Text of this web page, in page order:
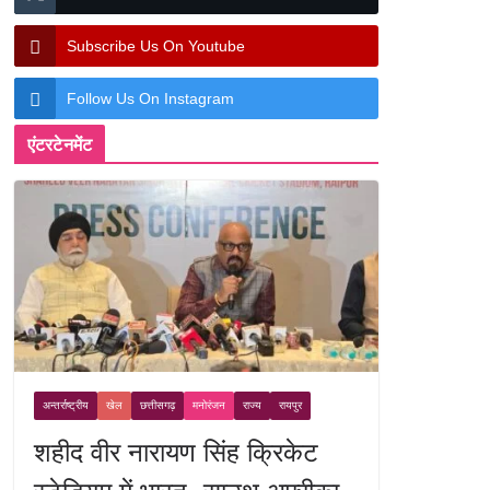
Subscribe Us On Youtube
Follow Us On Instagram
एंटरटेनमेंट
अन्तर्राष्ट्रीय खेल छत्तीसगढ़ मनोरंजन राज्य रायपुर
शहीद वीर नारायण सिंह क्रिकेट